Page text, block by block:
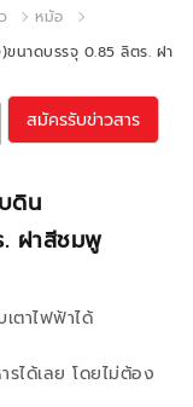
หม้อ
ขนาดบรรจุ 0.85 ลิตร. ฝา
ดิน
. ฝาสีชมพู
เตาไฟฟ้าได้
ได้เลย โดยไม่ต้อง
สมัครรับข่าวสาร